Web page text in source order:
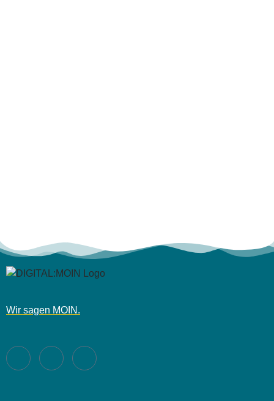
Hurra Diversität
Wir sagen MOIN.